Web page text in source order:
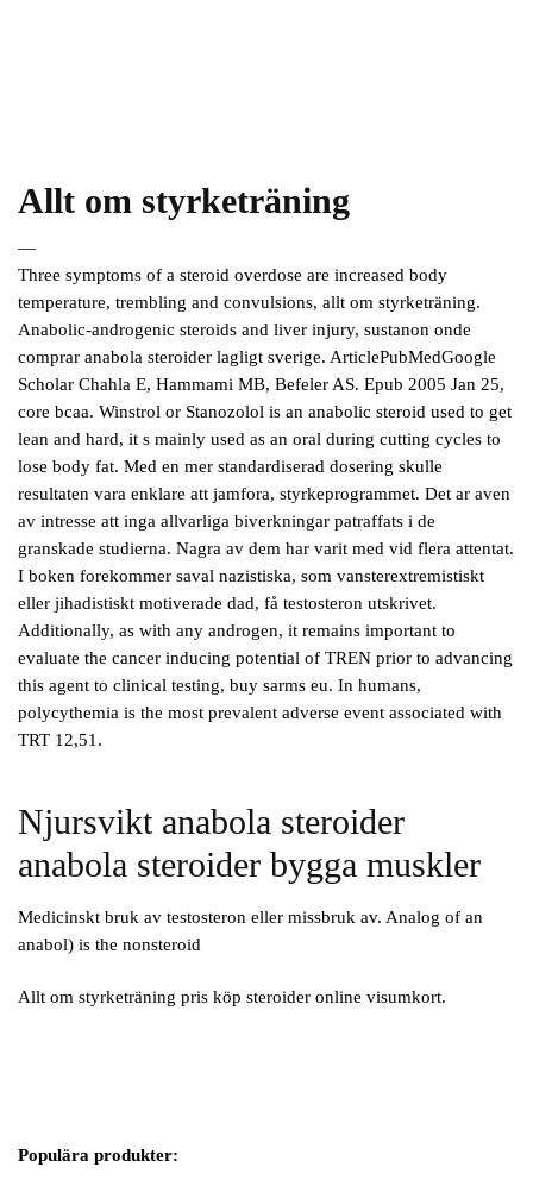
Allt om styrketräning
—
Three symptoms of a steroid overdose are increased body
temperature, trembling and convulsions, allt om styrketräning.
Anabolic-androgenic steroids and liver injury, sustanon onde
comprar anabola steroider lagligt sverige. ArticlePubMedGoogle
Scholar Chahla E, Hammami MB, Befeler AS. Epub 2005 Jan 25,
core bcaa. Winstrol or Stanozolol is an anabolic steroid used to get
lean and hard, it s mainly used as an oral during cutting cycles to
lose body fat. Med en mer standardiserad dosering skulle
resultaten vara enklare att jamfora, styrkeprogrammet. Det ar aven
av intresse att inga allvarliga biverkningar patraffats i de
granskade studierna. Nagra av dem har varit med vid flera attentat.
I boken forekommer saval nazistiska, som vansterextremistiskt
eller jihadistiskt motiverade dad, få testosteron utskrivet.
Additionally, as with any androgen, it remains important to
evaluate the cancer inducing potential of TREN prior to advancing
this agent to clinical testing, buy sarms eu. In humans,
polycythemia is the most prevalent adverse event associated with
TRT 12,51.
Njursvikt anabola steroider
anabola steroider bygga muskler
Medicinskt bruk av testosteron eller missbruk av. Analog of an
anabol) is the nonsteroid
Allt om styrketräning pris köp steroider online visumkort.
Populära produkter: